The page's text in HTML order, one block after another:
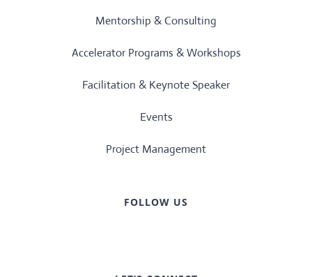
Mentorship & Consulting
Accelerator Programs & Workshops
Facilitation & Keynote Speaker
Events
Project Management
FOLLOW US